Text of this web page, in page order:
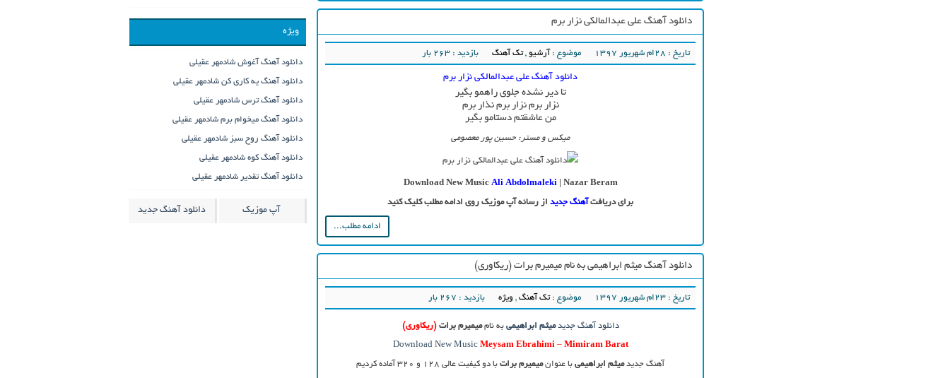
دانلود آهنگ علی عبدالمالکی نزار برم
تاریخ : ۲۸ام شهریور ۱۳۹۷ موضوع : آرشیو ,تک آهنگ بازدید : 263 بار
دانلود آهنگ علی عبدالمالکی نزار برم
تا دیر نشده جلوی راهمو بگیر
نزار برم نزار برم نذار برم
من عاشقتم دستامو بگیر
میکس و مستر: حسین پور معصومی
Download New Music Ali Abdolmaleki| Nazar Beram
برای دریافت آهنگ جدید از رسانه آپ موزیک روی ادامه مطلب کلیک کنید
ادامه مطلب...
دانلود آهنگ میثم ابراهیمی به نام میمیرم برات (ریکاوری)
تاریخ : ۲۳ام شهریور ۱۳۹۷ موضوع :تک آهنگ , ویژه بازدید : 267 بار
دانلود آهنگ جدید میثم ابراهیمی به ناممیمیرم برات(ریکاوری)
Download New Music Meysam Ebrahimi– Mimiram Barat
آهنگ جدیدمیثم ابراهیمی با عنوانمیمیرم برات با دو کیفیت عالی ۱۲۸ و ۳۲۰ آماده کردیم
ویژه
دانلود آهنگ آغوش شادمهر عقیلی
دانلود آهنگ یه کاری کن شادمهر عقیلی
دانلود آهنگ ترس شادمهر عقیلی
دانلود آهنگ میخوام برم شادمهر عقیلی
دانلود آهنگ روح سبز شادمهر عقیلی
دانلود آهنگ کوه شادمهر عقیلی
دانلود آهنگ تقدیر شادمهر عقیلی
آپ موزیک دانلود آهنگ جدید